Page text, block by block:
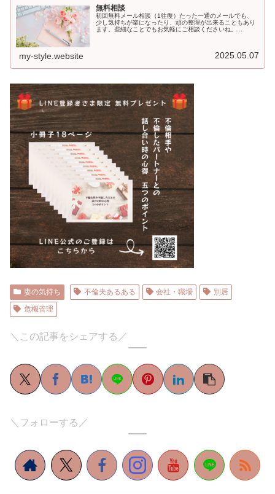
無料相談
初回無料メール相談（1往復）たった一通のメールでも、
少し気持ちが楽になったり、頭の整理が出来ることもあり
ます。些細なことでもお気軽にご相談くださいね。...
my-style.website 2025.05.07
妻の気持ち 不倫夫あるある 会社・職場
別居
危機管理
＼この記事をシェアする／
＼フォローする／